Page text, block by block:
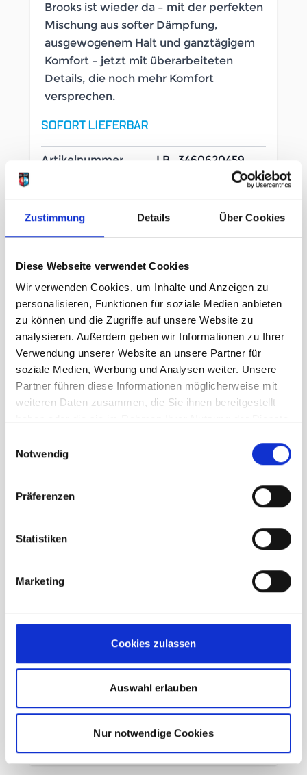
Zustimmung Details Über Cookies
Diese Webseite verwendet Cookies
Wir verwenden Cookies, um Inhalte und Anzeigen zu
personalisieren, Funktionen für soziale Medien anbieten
zu können und die Zugriffe auf unsere Website zu
analysieren. Außerdem geben wir Informationen zu Ihrer
Verwendung unserer Website an unsere Partner für
soziale Medien, Werbung und Analysen weiter. Unsere
Partner führen diese Informationen möglicherweise mit
weiteren Daten zusammen, die Sie ihnen bereitgestellt
Notwendig
Präferenzen
Statistiken
Marketing
Cookies zulassen
Auswahl erlauben
Nur notwendige Cookies
Brooks ist wieder da – mit der perfekten
Mischung aus softer Dämpfung,
ausgewogenem Halt und ganztägigem
Komfort – jetzt mit überarbeiteten
Details, die noch mehr Komfort
versprechen.
SOFORT LIEFERBAR
Artikelnummer LB_3460620459
Größe
7½ Us 8 Us 8½ Us
9½ Us
10 Us 10½ Us 11 Us
unser Preis ab:149,95 €
Menge
Passform
Die RoadTack Gummilaufsohle
sorgt für Traktion
Reflektierend an der Ferse
normale Passform